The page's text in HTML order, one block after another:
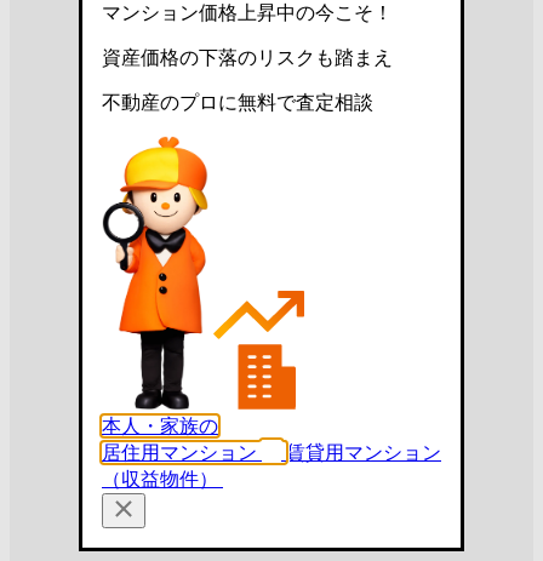
マンション価格上昇中の今こそ！
資産価格の下落のリスクも踏まえ
不動産のプロに無料で査定相談
本人・家族の
居住用マンション
賃貸用マンション
（収益物件）